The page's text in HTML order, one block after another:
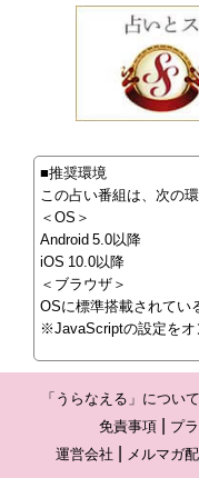
■推奨環境
この占い番組は、次の
＜OS＞
Android 5.0以降
iOS 10.0以降
＜ブラウザ＞
OSに標準搭載されてい
※JavaScriptの設定をオ
「うらなえる」について
免責事項
プ
運営会社
メルマガ